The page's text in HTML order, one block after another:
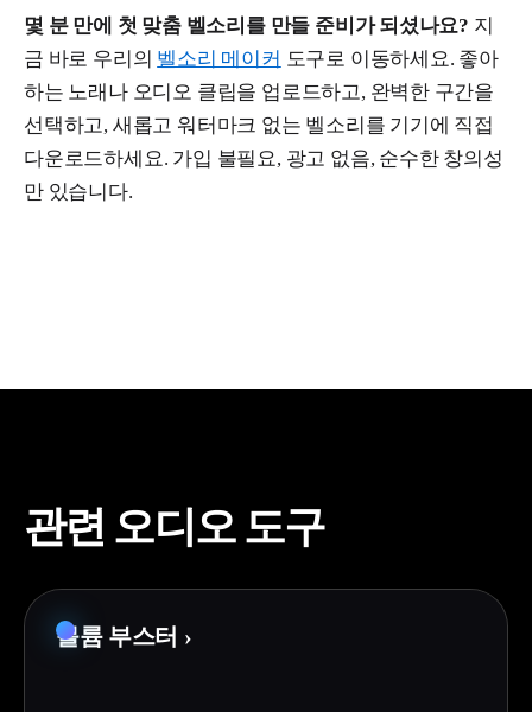
몇 분 만에 첫 맞춤 벨소리를 만들 준비가 되셨나요? 지
금 바로 우리의 벨소리 메이커 도구로 이동하세요. 좋아
하는 노래나 오디오 클립을 업로드하고, 완벽한 구간을
선택하고, 새롭고 워터마크 없는 벨소리를 기기에 직접
다운로드하세요. 가입 불필요, 광고 없음, 순수한 창의성
만 있습니다.
관련 오디오 도구
볼륨 부스터 ›